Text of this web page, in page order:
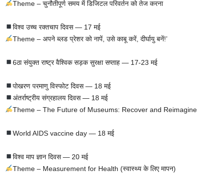
Theme – चुनौतीपूर्ण समय में डिजिटल परिवर्तन को तेज करना
विश्व उच्च रक्तचाप दिवस — 17 मई
Theme – अपने ब्लड प्रेशर को नापें, उसे काबू करें, दीर्घायु बनें!’
6ठा संयुक्त राष्ट्र वैश्विक सड़क सुरक्षा सप्ताह — 17-23 मई
पोखरण परमाणु विस्फोट दिवस — 18 मई
अंतर्राष्ट्रीय संग्रहालय दिवस — 18 मई
Theme – The Future of Museums: Recover and Reimagine
World AIDS vaccine day — 18 मई
विश्व माप ज्ञान दिवस — 20 मई
Theme – Measurement for Health (स्वास्थ्य के लिए मापन)